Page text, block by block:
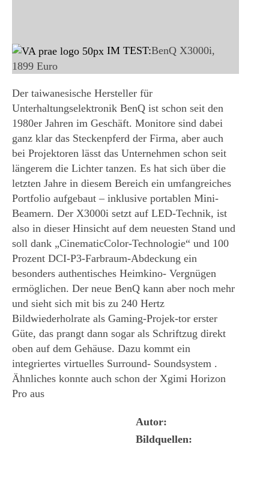
IM TEST:BenQ X3000i,
1899 Euro
Der taiwanesische Hersteller für
Unterhaltungselektronik BenQ ist schon seit den
1980er Jahren im Geschäft. Monitore sind dabei
ganz klar das Steckenpferd der Firma, aber auch
bei Projektoren lässt das Unternehmen schon seit
längerem die Lichter tanzen. Es hat sich über die
letzten Jahre in diesem Bereich ein umfangreiches
Portfolio aufgebaut – inklusive portablen Mini-
Beamern. Der X3000i setzt auf LED-Technik, ist
also in dieser Hinsicht auf dem neuesten Stand und
soll dank „CinematicColor-Technologie“ und 100
Prozent DCI-P3-Farbraum-Abdeckung ein
besonders authentisches Heimkino- Vergnügen
ermöglichen. Der neue BenQ kann aber noch mehr
und sieht sich mit bis zu 240 Hertz
Bildwiederholrate als Gaming-Projek-tor erster
Güte, das prangt dann sogar als Schriftzug direkt
oben auf dem Gehäuse. Dazu kommt ein
integriertes virtuelles Surround- Soundsystem .
Ähnliches konnte auch schon der Xgimi Horizon
Pro aus
Autor:
Bildquellen: